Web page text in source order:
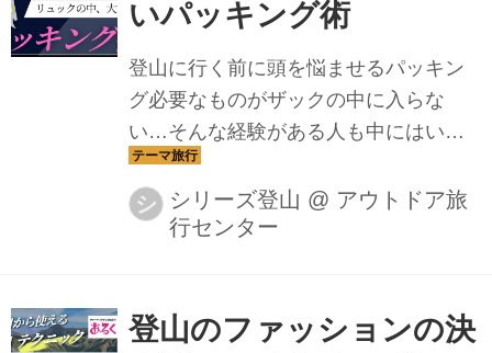
いパッキング術
登山に行く前に頭を悩ませるパッキン
グ必要なものがザックの中に入らな
い…そんな経験がある人も中にはいる
かもしれません今回はパッキングにフ
ォーカスを当てて賢いパッキング術・
荷物整理術を伝授します
シ シリーズ登山 @ アウトドア旅
行センター
登山のファッションの決